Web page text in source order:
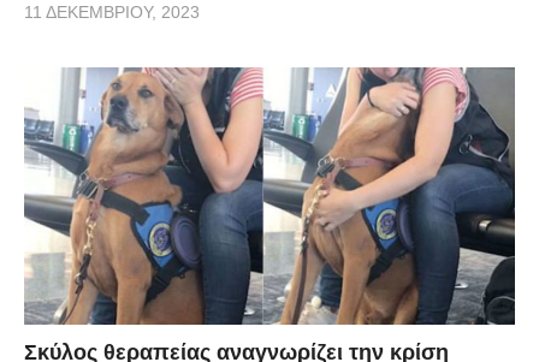
11 ΔΕΚΕΜΒΡΊΟΥ, 2023
Σκύλος θεραπείας αναγνωρίζει την κρίση